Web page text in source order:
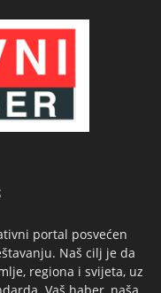
portal posvećen
Naš cilj je da
regiona i svijeta, uz